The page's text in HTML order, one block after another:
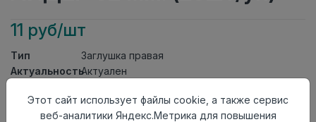
11 руб/шт
Тип
Заглушка правая
АктуальностьАктуален
Осталось36 шт
Этот сайт использует файлы cookie, а также сервис
веб-аналитики Яндекс.Метрика для повышения